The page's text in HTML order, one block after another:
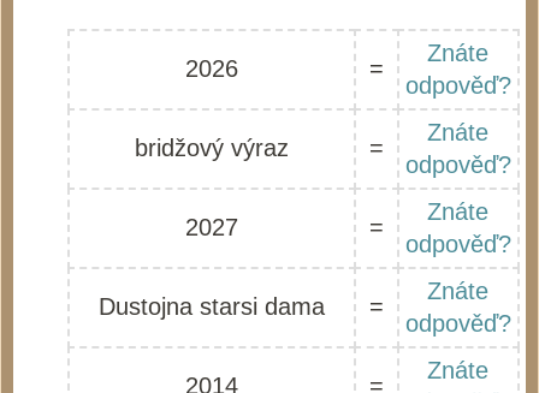
2026 =
Znáte
odpověď?
bridžový výraz =
Znáte
odpověď?
2027 =
Znáte
odpověď?
Dustojna starsi dama =
Znáte
odpověď?
2014 =
Znáte